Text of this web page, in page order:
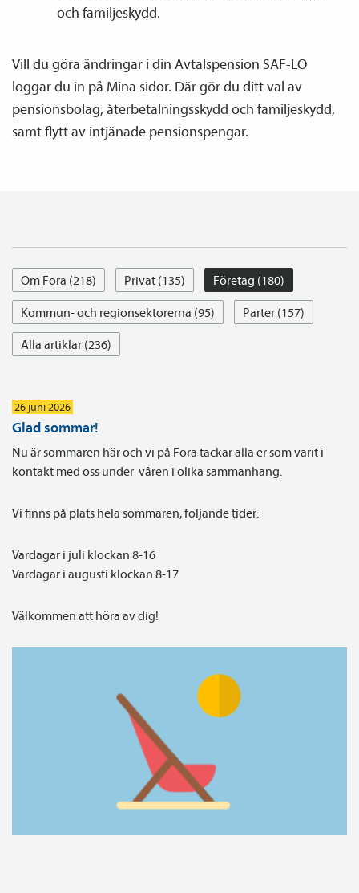
och familje­skydd.
Vill du göra ändringar i din Avtals­pension SAF-LO
loggar du in på Mina sidor. Där gör du ditt val av
pensions­bolag, återbetalnings­skydd och familje­skydd,
samt flytt av intjänade pensions­pengar.
Om Fora (218) Privat (135)
Företag (180)
Kommun- och regionsektorerna (95)
Parter (157)
Alla artiklar (236)
26 juni 2026
Glad sommar!
Nu är sommaren här och vi på Fora tackar alla er som varit i
kontakt med oss under våren i olika sammanhang.
Vi finns på plats hela sommaren, följande tider:
Vardagar i juli klockan 8-16
Vardagar i augusti klockan 8-17
Välkommen att höra av dig!